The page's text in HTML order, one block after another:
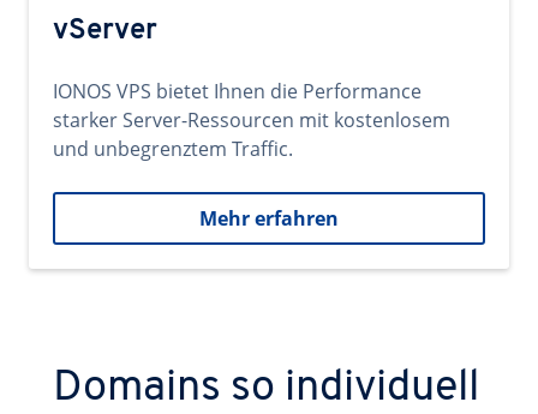
vServer
IONOS VPS bietet Ihnen die Performance
starker Server-Ressourcen mit kostenlosem
und unbegrenztem Traffic.
Mehr erfahren
Domains so individuell